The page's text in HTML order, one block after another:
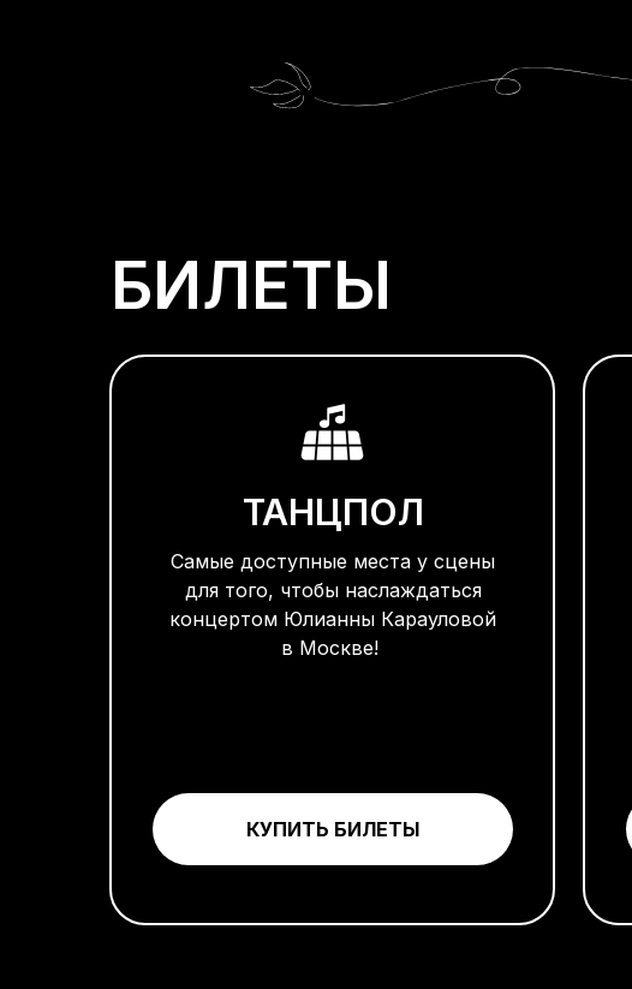
БИЛЕТЫ
КУПИТЬ БИЛЕТЫ
ТАНЦПОЛ
Самые доступные места у сцены
для того, чтобы наслаждаться
концертом Юлианны Карауловой
в Москве!